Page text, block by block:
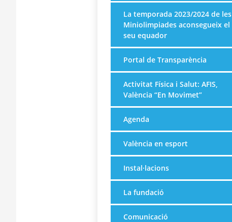
La temporada 2023/2024 de les
Miniolimpiades aconsegueix el
seu equador
Portal de Transparència
Activitat Física i Salut: AFIS,
València “En Movimet”
Agenda
València en esport
Instal·lacions
La fundació
Comunicació